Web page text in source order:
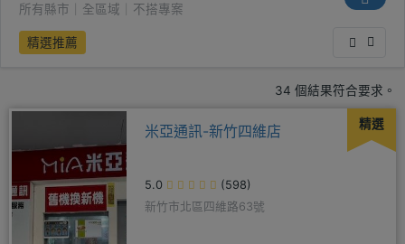
所有縣市｜全區域｜不搭專案
精選推薦
34 個結果符合要求。
精選
米亞通訊-新竹四維店
5.0
(598)
新竹市北區四維路63號